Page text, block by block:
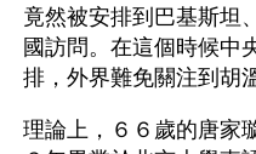
竟然被安排到巴基斯坦
國訪問。在這個時候中
排，外界難免關注到胡
理論上，６６歲的唐家